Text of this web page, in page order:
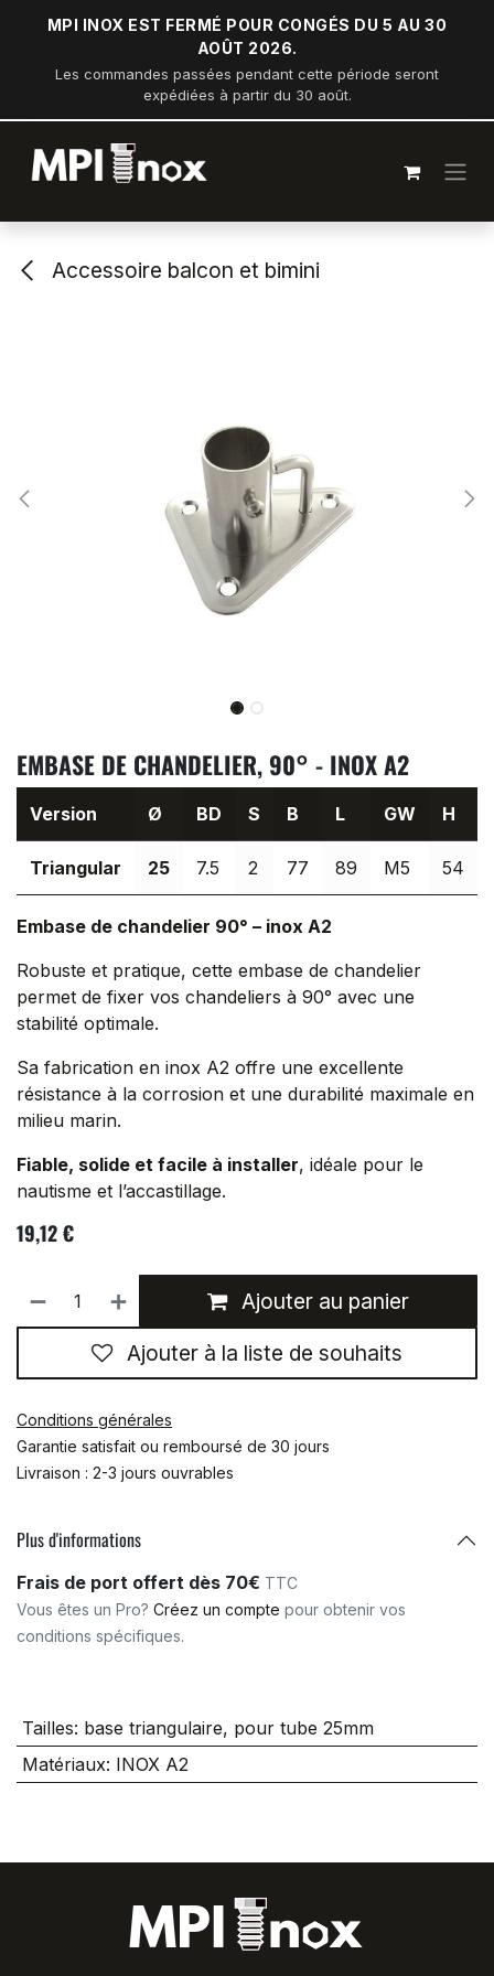
Se rendre au contenu
MPI INOX EST FERMÉ POUR CONGÉS DU 5 AU 30
AOÛT 2026.
Les commandes passées pendant cette période seront
expédiées à partir du 30 août.
Accessoire balcon et bimini
EMBASE DE CHANDELIER, 90° - INOX A2
Version Ø BD S B L GW H
Triangular 25 7.5 2 77 89 M5 54
Embase de chandelier 90° – inox A2
Robuste et pratique, cette embase de chandelier
permet de fixer vos chandeliers à 90° avec une
stabilité optimale.
Sa fabrication en inox A2 offre une excellente
résistance à la corrosion et une durabilité maximale en
milieu marin.
Fiable, solide et facile à installer, idéale pour le
nautisme et l’accastillage.
19,12€
Ajouter au panier
Ajouter à la liste de souhaits
Conditions générales
Garantie satisfait ou remboursé de 30 jours
Livraison : 2-3 jours ouvrables
Plus d'informations
Frais de port offert dès 70€ TTC
Vous êtes un Pro? Créez un compte pour obtenir vos
conditions spécifiques.
Tailles: base triangulaire, pour tube 25mm
Matériaux: INOX A2